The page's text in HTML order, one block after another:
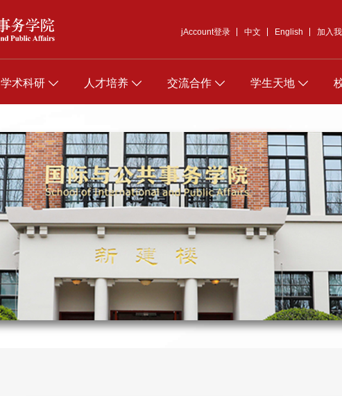
jAccount登录 中文 English 加入
学术科研 人才培养 交流合作 学生天地